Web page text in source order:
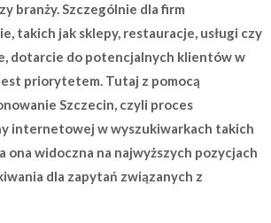
branży. Szczególnie dla firm
takich jak sklepy, restauracje, usługi czy
dotarcie do potencjalnych klientów w
priorytetem. Tutaj z pomocą
Szczecin, czyli proces
internetowej w wyszukiwarkach takich
ona widoczna na najwyższych pozycjach
dla zapytań związanych z